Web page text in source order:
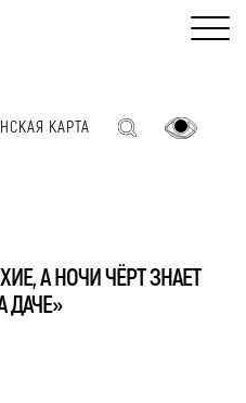
КАРТА
А НОЧИ ЧЁРТ ЗНАЕТ
ДАЧЕ»